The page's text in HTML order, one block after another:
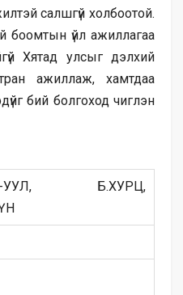
салшгүй холбоотой.
үйл ажиллагаа
Хятад улсыг дэлхий
ажиллаж, хамтдаа
бий болгоход чиглэн
УУЛ, Б.ХУРЦ,